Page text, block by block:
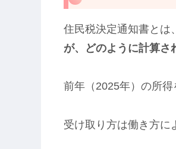
住民税決定通知書とは
が、どのように計算さ
前年（2025年）の所得
受け取り方は働き方に